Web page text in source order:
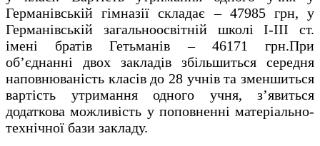
Германівській гімназії складає – 47985 грн, у
Германівській загальноосвітній школі І-ІІІ ст.
імені братів Гетьманів – 46171 грн.При
об’єднанні двох закладів збільшиться середня
наповнюваність класів до 28 учнів та зменшиться
вартість утримання одного учня, з’явиться
додаткова можливість у поповненні матеріально-
технічної бази закладу.